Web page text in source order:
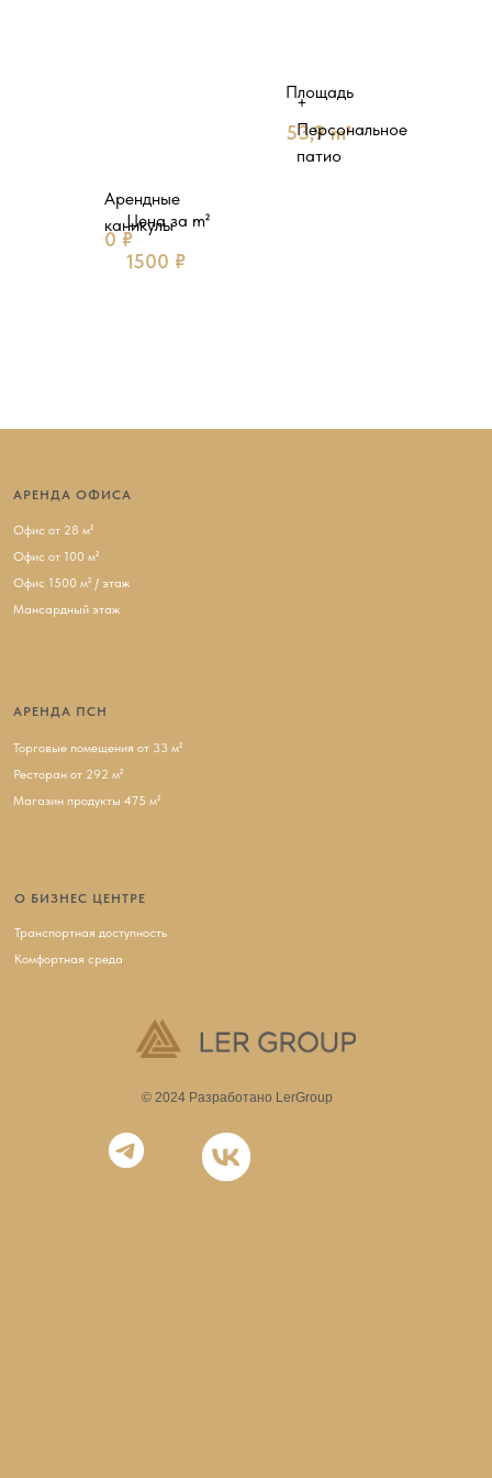
Цена за m²
1500 ₽
Арендные
каникулы
0 ₽
Площадь
53,9 m²
+
Персональное
патио
АРЕНДА ОФИСА
Офис от 28 м²
Офис от 100 м²
Офис 1500 м² / этаж
Мансардный этаж
АРЕНДА ПСН
Торговые помещения от 33 м²
Ресторан от 292 м²
Магазин продукты 475 м²
О БИЗНЕС ЦЕНТРЕ
Транспортная доступность
Комфортная среда
© 2024 Разработано LerGroup